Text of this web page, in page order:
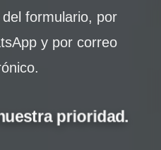
formulario, por
y por correo
prioridad.